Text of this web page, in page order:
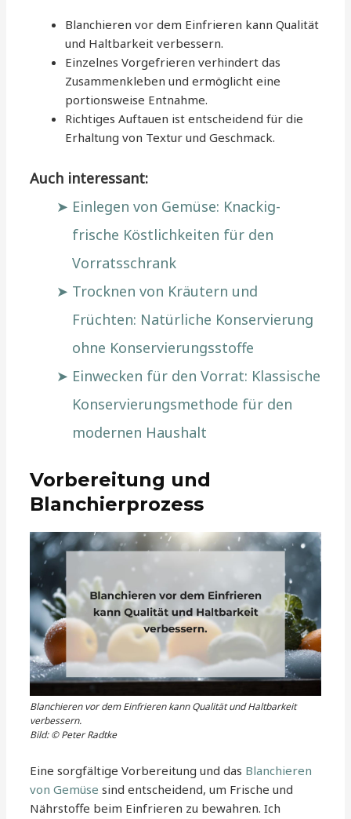
Blanchieren vor dem Einfrieren kann Qualität
und Haltbarkeit verbessern.
Einzelnes Vorgefrieren verhindert das
Zusammenkleben und ermöglicht eine
portionsweise Entnahme.
Richtiges Auftauen ist entscheidend für die
Erhaltung von Textur und Geschmack.
Auch interessant:
Einlegen von Gemüse: Knackig-
frische Köstlichkeiten für den
Vorratsschrank
Trocknen von Kräutern und
Früchten: Natürliche Konservierung
ohne Konservierungsstoffe
Einwecken für den Vorrat: Klassische
Konservierungsmethode für den
modernen Haushalt
Vorbereitung und
Blanchierprozess
Blanchieren vor dem Einfrieren kann Qualität und Haltbarkeit
verbessern.
Bild: © Peter Radtke
Eine sorgfältige Vorbereitung und das Blanchieren
von Gemüse sind entscheidend, um Frische und
Nährstoffe beim Einfrieren zu bewahren. Ich